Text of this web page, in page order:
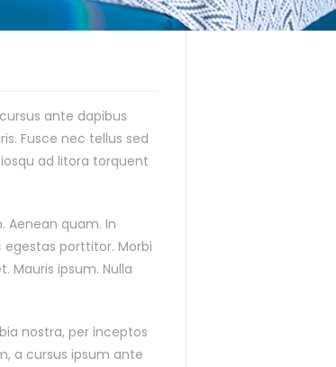
ante dapibus
Fusce nec tellus sed
ad litora torquent
Aenean quam. In
egestas porttitor. Morbi
Mauris ipsum. Nulla
nostra, per inceptos
a cursus ipsum ante